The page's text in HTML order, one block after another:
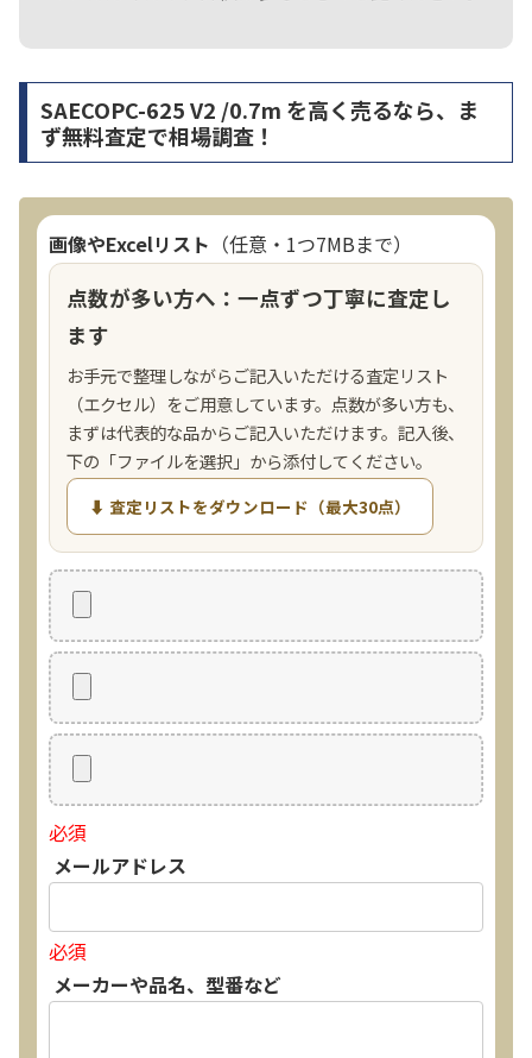
SAECOPC-625 V2 /0.7m を高く売るなら、ま
ず無料査定で相場調査！
画像やExcelリスト （任意・1つ7MBまで）
点数が多い方へ：一点ずつ丁寧に査定し
ます
お手元で整理しながらご記入いただける査定リスト
（エクセル）をご用意しています。点数が多い方も、
まずは代表的な品からご記入いただけます。記入後、
下の「ファイルを選択」から添付してください。
⬇ 査定リストをダウンロード（最大30点）
必須
メールアドレス
必須
メーカーや品名、型番など